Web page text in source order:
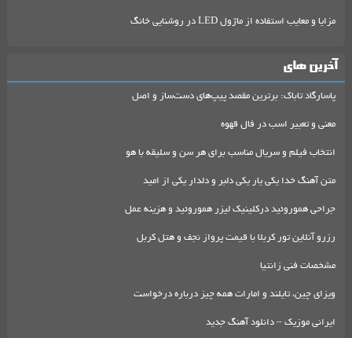
مزایا و معایب استفاده از ماژول LED در روشنایی خانگ
آخرین های
پاسارگاد تاباک: برترین مقصد پیپ‌های دست‌ساز و اصل
معنی و تعبیر اسب در فال قهوه
انتخاب فیلم و سریال مناسب برای هر سن و سلیقه با هو
متن آهنگ خدا یکی یار یکی دلبر و دلدار یکی از امید
جراحی هموروئید درکلینیک لیزر هموروئید و هزینه عمل
رزرو آنلاین تور کربلا با قیمت پرواز نجف و هتل کربل
مشخصات فنی زانتیا
ویزای چین، تایلند و امارات همه چیز درباره درخواست
ایرانی موزیک – دانلود آهنگ جدید